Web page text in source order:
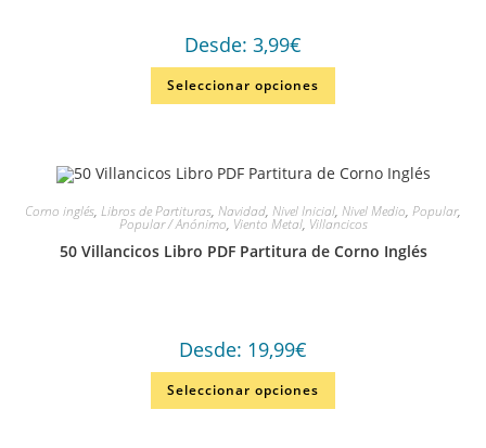
Desde: 3,99€
Seleccionar opciones
Corno inglés, Libros de Partituras, Navidad, Nivel Inicial, Nivel Medio, Popular,
Popular / Anónimo, Viento Metal, Villancicos
50 Villancicos Libro PDF Partitura de Corno Inglés
Desde: 19,99€
Seleccionar opciones